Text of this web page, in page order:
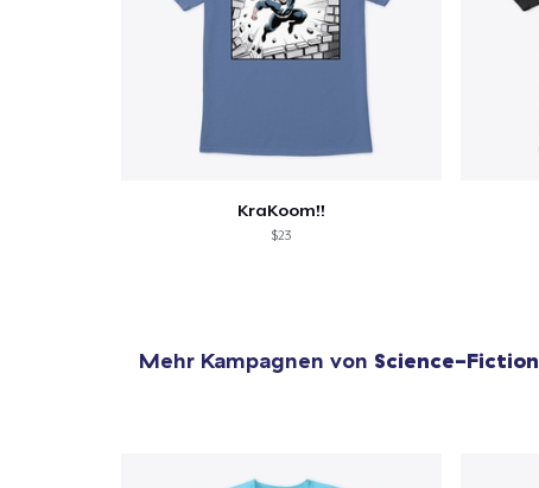
KraKoom!!
$23
Mehr Kampagnen von Science-Fiction